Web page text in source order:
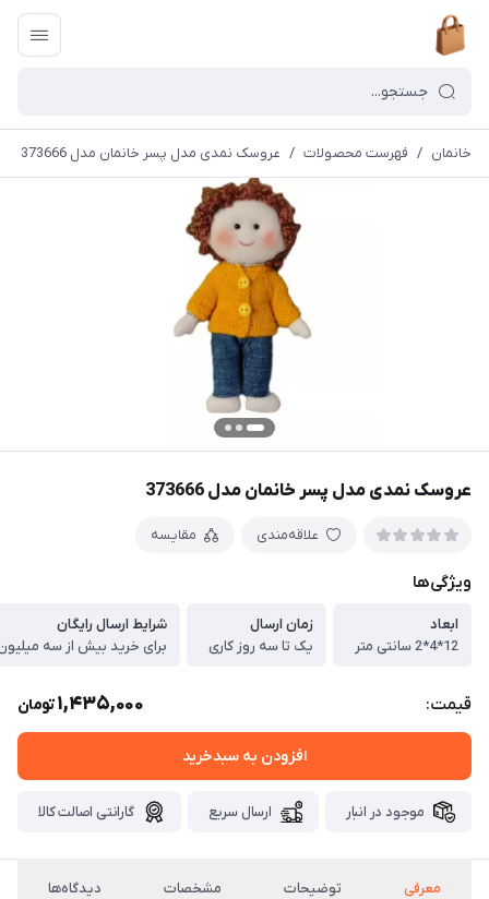
خانمان / فهرست محصولات / عروسک نمدی مدل پسر خانمان مدل 373666
عروسک نمدی مدل پسر خانمان مدل 373666
علاقه‌مندی مقایسه
ویژگی‌ها
ابعاد
12*4*2 سانتی متر
زمان ارسال
یک تا سه روز کاری
شرایط ارسال رایگان
برای خرید بیش از سه
قیمت: 1,435,000تومان
افزودن به سبدخرید
موجود در انبار ارسال سریع گارانتی اصالت کالا
معرفی توضیحات مشخصات دیدگاه‌ها